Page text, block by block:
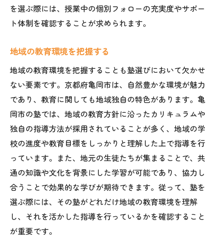
オープンキャンパスの活用法
子どものニーズを見極める
集団授業塾の選び方お子様に最適な学びの場を
見つけるには
お子様の興味を引き出す塾選び
学習方針と塾の方向性を一致させる
学力向上に適した環境を提供
指導方針と家庭の教育方針を調和
地域の教育ニーズに応える
長期的視野での塾選びの重要性
京都府亀岡市で評判の良い集団授業塾の特徴と
は
地域で評判の塾の共通点
講師の実績と教育方針
を選ぶ際には、授業中の個別フォローの充実度やサポー
ト体制を確認することが求められます。
地域の教育環境を把握する
地域の教育環境を把握することも塾選びにおいて欠かせ
ない要素です。京都府亀岡市は、自然豊かな環境が魅力
であり、教育に関しても地域独自の特色があります。亀
岡市の塾では、地域の教育方針に沿ったカリキュラムや
独自の指導方法が採用されていることが多く、地域の学
校の進度や教育目標をしっかりと理解した上で指導を行
っています。また、地元の生徒たちが集まることで、共
通の知識や文化を背景にした学習が可能であり、協力し
合うことで効果的な学びが期待できます。従って、塾を
選ぶ際には、その塾がどれだけ地域の教育環境を理解
し、それを活かした指導を行っているかを確認すること
が重要です。